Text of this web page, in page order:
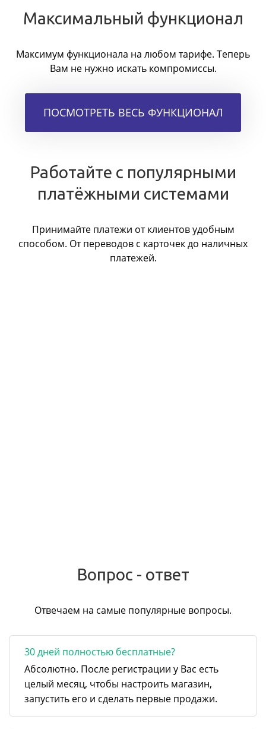
Максимальный функционал
Максимум функционала на любом тарифе. Теперь
Вам не нужно искать компромиссы.
ПОСМОТРЕТЬ ВЕСЬ ФУНКЦИОНАЛ
Работайте с популярными
платёжными системами
Принимайте платежи от клиентов удобным
способом. От переводов с карточек до наличных
платежей.
Вопрос - ответ
Отвечаем на самые популярные вопросы.
30 дней полностью бесплатные?
Абсолютно. После регистрации у Вас есть
целый месяц, чтобы настроить магазин,
запустить его и сделать первые продажи.